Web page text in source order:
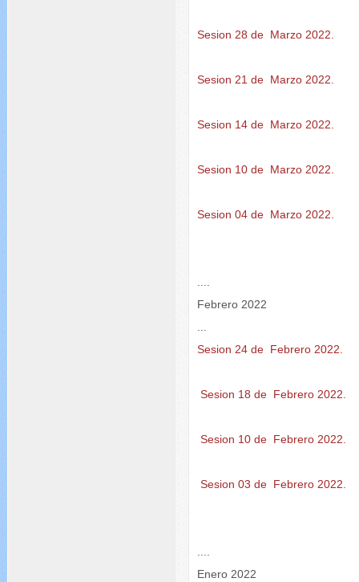
Sesion 28 de Marzo 2022.
Sesion 21 de Marzo 2022.
Sesion 14 de Marzo 2022.
Sesion 10 de Marzo 2022.
Sesion 04 de Marzo 2022.
Febrero 2022
Sesion 24 de Febrero 2022.
Sesion 18 de Febrero 2022.
Sesion 10 de Febrero 2022.
Sesion 03 de Febrero 2022.
Enero 2022